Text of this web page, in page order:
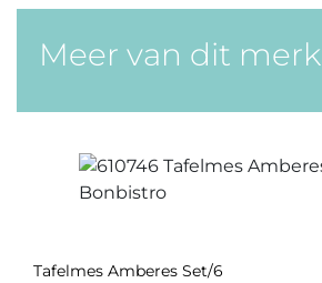
Meer van dit merk
Tafelmes Amberes Set/6